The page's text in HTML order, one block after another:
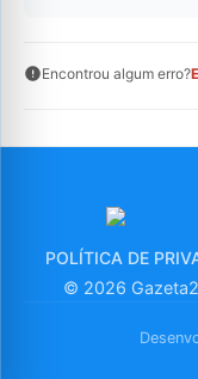
Encontrou algum erro?
POLÍTICA DE
© 2026